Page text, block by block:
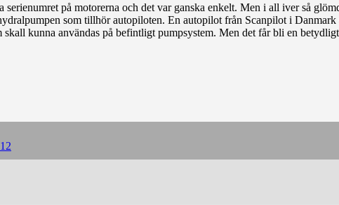
på motorerna och det var ganska enkelt. Men i all iver så
som tillhör autopiloten. En autopilot från Scanpilot i Danmark
kunna användas på befintligt pumpsystem. Men det får bli en